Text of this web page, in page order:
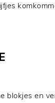
blokjes en